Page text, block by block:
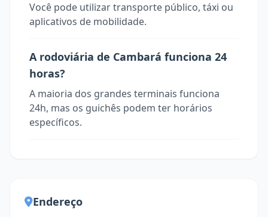
Você pode utilizar transporte público, táxi ou
aplicativos de mobilidade.
A rodoviária de Cambará funciona 24
horas?
A maioria dos grandes terminais funciona
24h, mas os guichês podem ter horários
específicos.
Endereço